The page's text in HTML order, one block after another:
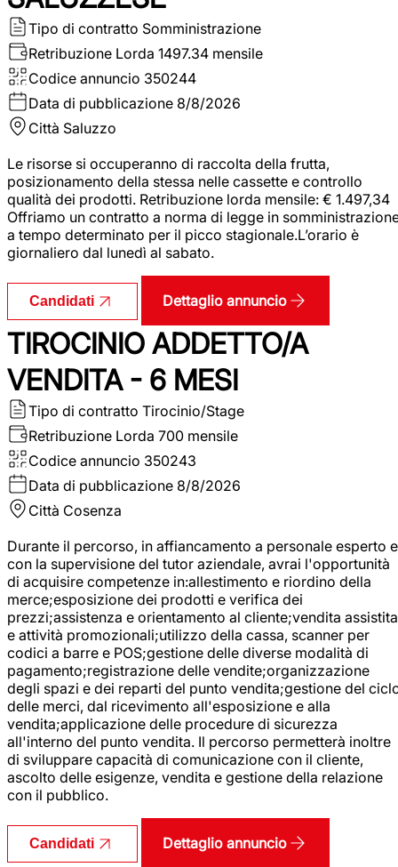
Tipo di contratto Somministrazione
Retribuzione Lorda 1497.34 mensile
Codice annuncio 350244
Data di pubblicazione 8/8/2026
Città Saluzzo
Le risorse si occuperanno di raccolta della frutta,
posizionamento della stessa nelle cassette e controllo
qualità dei prodotti. Retribuzione lorda mensile: € 1.497,34
Offriamo un contratto a norma di legge in
a tempo determinato per il picco stagionale.L’orario è
giornaliero dal lunedì al sabato.
Candidati Dettaglio annuncio
TIROCINIO ADDETTO/A
VENDITA - 6 MESI
Tipo di contratto Tirocinio/Stage
Retribuzione Lorda 700 mensile
Codice annuncio 350243
Data di pubblicazione 8/8/2026
Città Cosenza
Durante il percorso, in affiancamento a personale esperto e
con la supervisione del tutor aziendale, avrai l'opportunità
di acquisire competenze in:allestimento e riordino della
merce;esposizione dei prodotti e verifica dei
prezzi;assistenza e orientamento al cliente;vendita assistita
e attività promozionali;utilizzo della cassa, scanner per
codici a barre e POS;gestione delle diverse modalità di
pagamento;registrazione delle vendite;organizzazione
degli spazi e dei reparti del punto vendita;gestione del
delle merci, dal ricevimento all'esposizione e alla
vendita;applicazione delle procedure di sicurezza
all'interno del punto vendita. Il percorso permetterà inoltre
di sviluppare capacità di comunicazione con il cliente,
ascolto delle esigenze, vendita e gestione della relazione
con il pubblico.
Candidati Dettaglio annuncio